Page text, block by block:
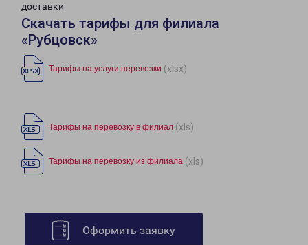
доставки.
Скачать тарифы для филиала
«Рубцовск»
Тарифы на услуги перевозки (xlsx)
Тарифы на перевозку в филиал (xls)
Тарифы на перевозку из филиала (xls)
Оформить заявку